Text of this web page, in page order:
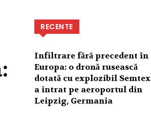
RECENTE
Infiltrare fără precedent în
Europa: o dronă rusească
dotată cu explozibil Semtex
a intrat pe aeroportul din
Leipzig, Germania